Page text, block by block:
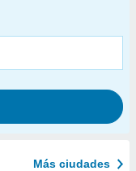
Más ciudades